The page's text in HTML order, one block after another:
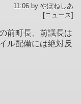
11:06 by やぽねしあ
[ニュース]
前町長、前議長は
ル配備には絶対反